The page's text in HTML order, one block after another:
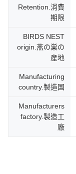
Retention.消費
期限
BIRDS NEST
origin.燕の巣の
産地
Manufacturing
country.製造国
Manufacturers
factory.製造工
廠